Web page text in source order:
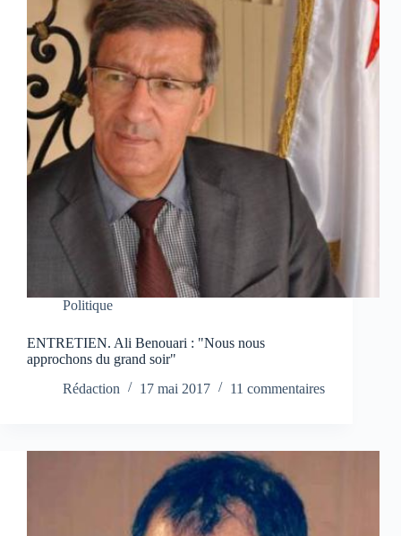
Politique
ENTRETIEN. Ali Benouari : "Nous nous
approchons du grand soir"
Rédaction
17 mai 2017 11 commentaires